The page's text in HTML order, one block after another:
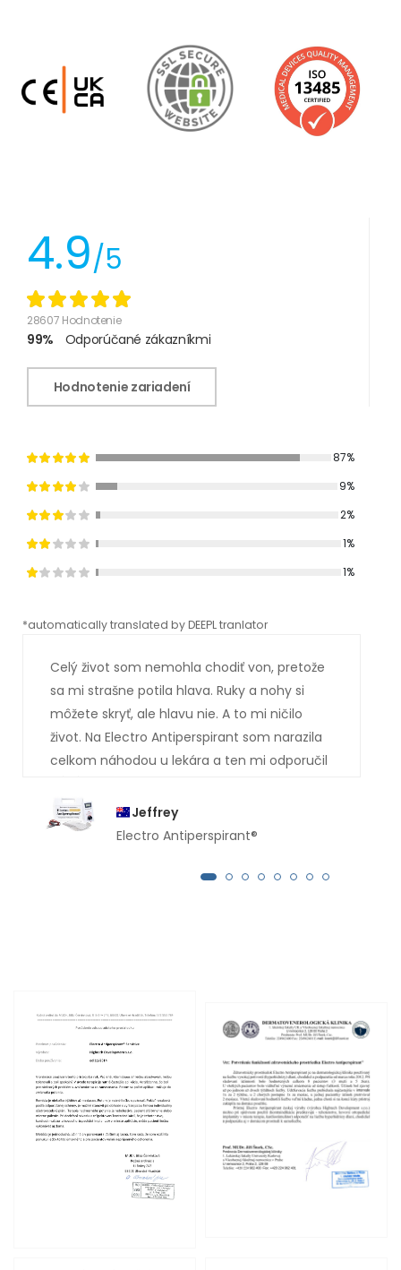
4.9/5
28607 Hodnotenie
99% Odporúčané zákazníkmi
Hodnotenie zariadení
87%
9%
2%
1%
1%
*automatically translated by DEEPL tranlator
Celý život som nemohla chodiť von, pretože
sa mi strašne potila hlava. Ruky a nohy si
môžete skryť, ale hlavu nie. A to mi ničilo
život. Na Electro Antiperspirant som narazila
celkom náhodou u lekára a ten mi odporučil
absolútne suchá . Tie potôčiky potu, ktoré mi
predtým stekali po tvári, sú preč. Veľmi vám
Jeffrey
Electro Antiperspirant®